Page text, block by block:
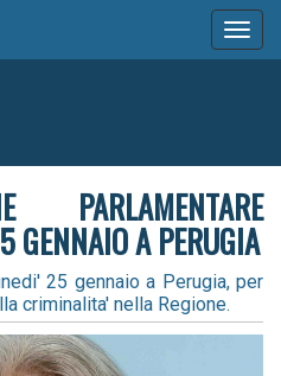
PARLAMENTARE
GENNAIO A PERUGIA
25 gennaio a Perugia, per
criminalita' nella Regione.